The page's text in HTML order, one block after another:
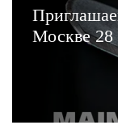
Москве 28